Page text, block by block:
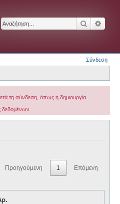
Ειδική αναζήτηση
Σύνδεση
τη σύνδεση, όπως η δημιουργία
δεδομένων.
Προηγούμενη 1 Επόμενη